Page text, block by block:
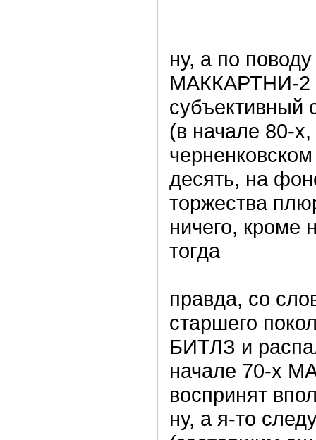
ну, а по
МАККАРТНИ-2 -
субъективный
(в начале 80-
десять, на
торжества
ничего, кроме
тогда
правда, со
старшего
БИТЛЗ и
начале 70-х
воспринят
ну, а я-то